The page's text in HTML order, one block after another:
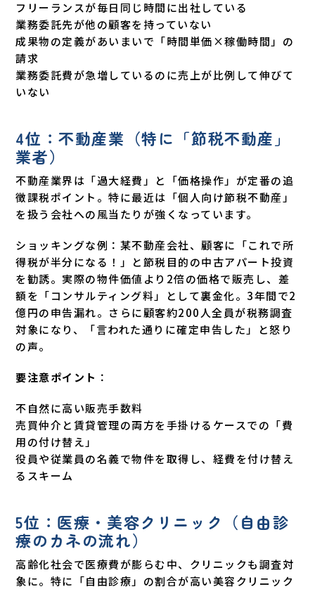
フリーランスが毎日同じ時間に出社している
業務委託先が他の顧客を持っていない
成果物の定義があいまいで「時間単価×稼働時間」の
請求
業務委託費が急増しているのに売上が比例して伸びて
いない
4位：不動産業（特に「節税不動産」
業者）
不動産業界は「過大経費」と「価格操作」が定番の追
徴課税ポイント。特に最近は「個人向け節税不動産」
を扱う会社への風当たりが強くなっています。
ショッキングな例：某不動産会社、顧客に「これで所
得税が半分になる！」と節税目的の中古アパート投資
を勧誘。実際の物件価値より2倍の価格で販売し、差
額を「コンサルティング料」として裏金化。3年間で2
億円の申告漏れ。さらに顧客約200人全員が税務調査
対象になり、「言われた通りに確定申告した」と怒り
の声。
要注意ポイント ：
不自然に高い販売手数料
売買仲介と賃貸管理の両方を手掛けるケースでの「費
用の付け替え」
役員や従業員の名義で物件を取得し、経費を付け替え
るスキーム
5位：医療・美容クリニック（自由診
療のカネの流れ）
高齢化社会で医療費が膨らむ中、クリニックも調査対
象に。特に「自由診療」の割合が高い美容クリニック